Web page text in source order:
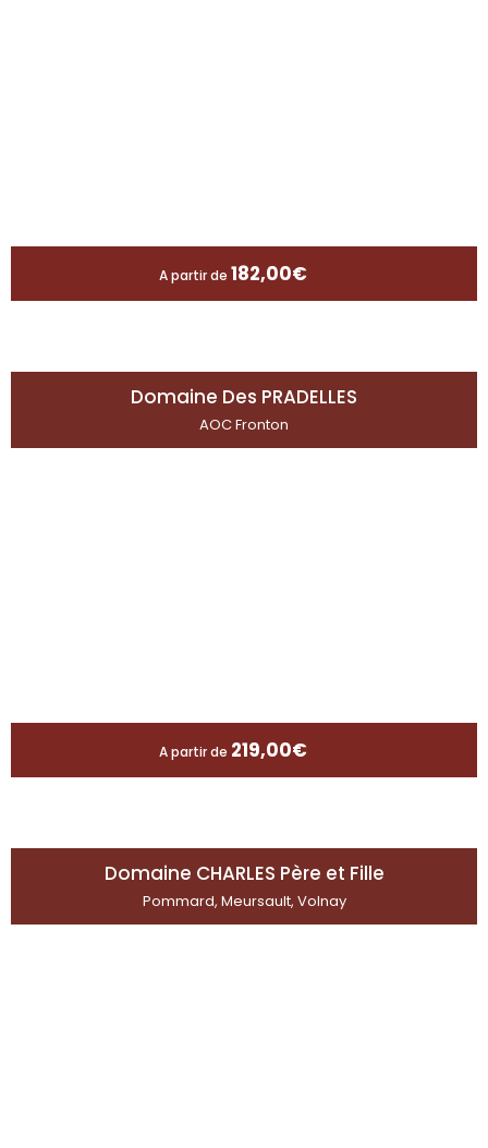
A partir de 182,00€
Domaine Des PRADELLES
AOC Fronton
A partir de 219,00€
Domaine CHARLES Père et Fille
Pommard, Meursault, Volnay